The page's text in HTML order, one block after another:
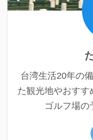
台湾生活20年の
た観光地やおすす
ゴルフ場の